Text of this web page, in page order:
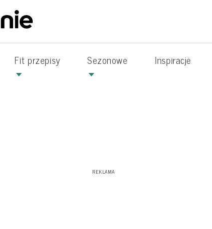
Fit przepisy Sezonowe Inspiracje